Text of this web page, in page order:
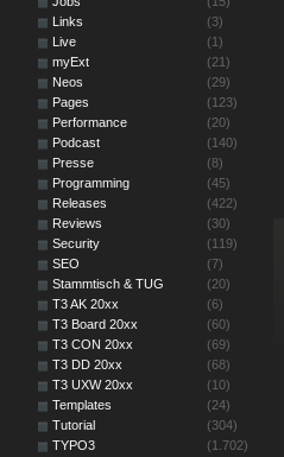
Links
(3)
Live
(1)
myExt
(21)
Neos
(29)
Pages
(123)
Performance
(20)
Podcast
(140)
Presse
(8)
Programming
(45)
Releases
(422)
Reviews
(30)
Security
(119)
SEO
(7)
Stammtisch & TUG
(20)
T3 AK 20xx
(6)
T3 Board 20xx
(60)
T3 CON 20xx
(69)
T3 DD 20xx
(68)
T3 UXW 20xx
(10)
Templates
(24)
Tutorial
(304)
TYPO3
(1.702)